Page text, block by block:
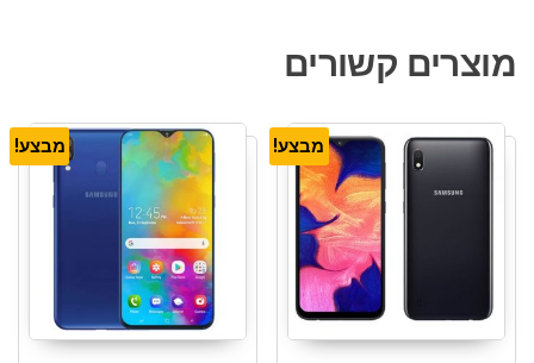
מוצרים קשורים
מבצע! מבצע!